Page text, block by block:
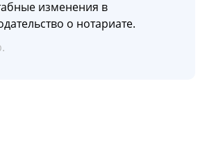
изменения в
о нотариате.